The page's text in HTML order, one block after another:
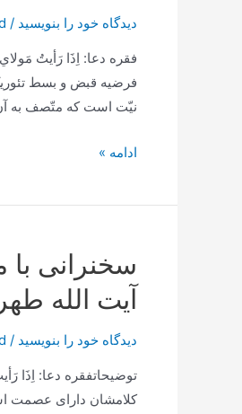
بزرگترین
لطف
خداوند
اخرالزمان
دیدگاه‌ خود را بنویسید /
نیّت است که متّصف به آن
دستگیری
میزان
همت
طلب
افراد
ادامه »
سخنرانی
آیت الله
دیدگاه‌ خود را بنویسید /